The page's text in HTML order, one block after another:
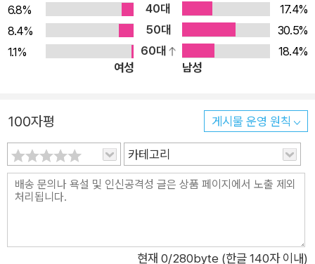
인 신분을 얻으려 1924년 4월 <동아일보>에 취직했다가 그 해
9월 <조선일보>로 옮겨 사회부 기자로 근무했다. 박헌영이 <조
선일보> 기자이던 1925년 4월 17일 서울의 중국요리점 아서원
2층에서 조선공산당이 결성되었다. 참가자는 조봉암(曺奉巖)을
을 맡았다. 공산당이 결성된 이튿날 서울 시내 훈정동 4번지의 박
헌영 집에서 공청이 결성되었다. ‘미국의 스파이’로 몰아 박헌영
숙청한 김일성(金日成) 일제 강점기에도 명맥을 유지하던 조선
공산당에 그림자가 드리운 것은 아이로니컬하게도 해방을 맞으
면서부터였다. 공산당 종주국인 소련을 등에 업은 김일성이 북한
6.8%
40대
17.4%
8.4%
50대
30.5%
1.1%
60대
18.4%
여성
남성
100자평 게시물 운영 원칙
카테고리
현재 0/280byte (한글 140자 이내)